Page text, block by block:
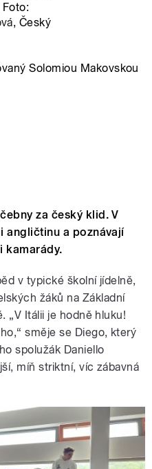
Foto:
, Český
Solomiou Makovskou
za český klid. V
angličtinu a poznávají
kamarády.
v typické školní jídelně,
žáků na Základní
„V Itálii je hodně hluku!
směje se Diego, který
spolužák Daniello
míň striktní, víc zábavná